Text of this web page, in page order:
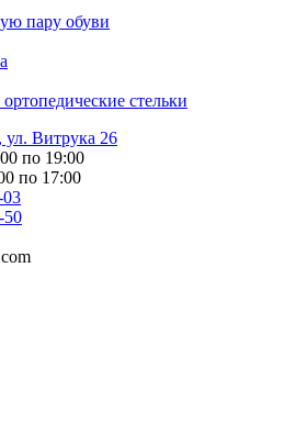
пару обуви
стельки
Витрука 26
по 19:00
по 17:00
03
50